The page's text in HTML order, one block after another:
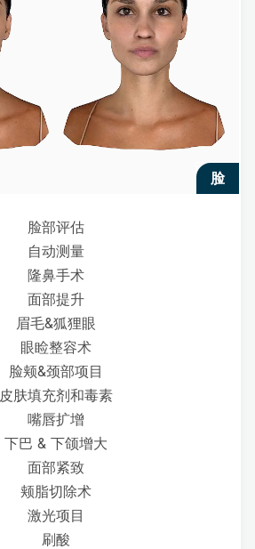
脸
脸部评估
自动测量
隆鼻手术
面部提升
眉毛&狐狸眼
眼睑整容术
脸颊&颈部项目
皮肤填充剂和毒素
嘴唇扩增
下巴 & 下颌增大
面部紧致
颊脂切除术
激光项目
刷酸